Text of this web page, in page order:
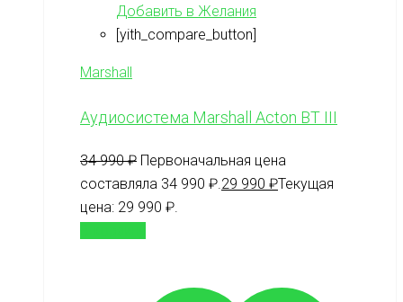
Добавить в Желания
[yith_compare_button]
Marshall
Аудиосистема Marshall Acton BT III
34 990₽ Первоначальная цена
составляла 34 990 ₽.29 990 ₽Текущая
цена: 29 990 ₽.